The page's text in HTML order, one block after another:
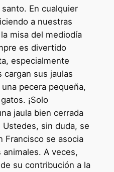
En cualquier
a nuestras
misa del mediodía
es divertido
especialmente
sus jaulas
pecera pequeña,
¡Solo
jaula bien cerrada
sin duda, se
Francisco se asocia
A veces,
su contribución a la